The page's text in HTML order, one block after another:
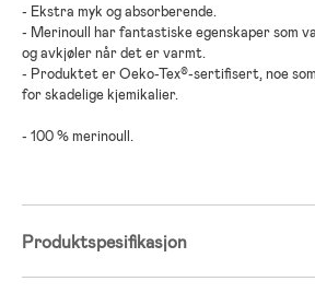
- Ekstra myk og absorberende.
- Merinoull har fantastiske egenskaper som
og avkjøler når det er varmt.
- Produktet er Oeko-Tex®-sertifisert, noe
for skadelige kjemikalier.
- 100 % merinoull.
Produktspesifikasjon